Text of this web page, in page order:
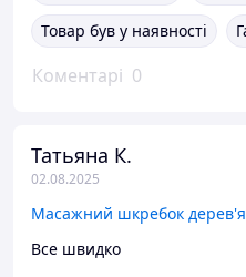
Товар був у наявності
Коментарі 0
Татьяна К.
02.08.2025
Все швидко